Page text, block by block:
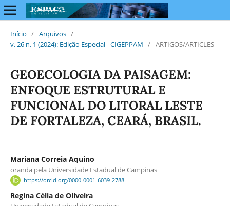
Início / Arquivos /
v. 26 n. 1 (2024): Edição Especial - CIGEPPAM / ARTIGOS/ARTICLES
GEOECOLOGIA DA PAISAGEM:
ENFOQUE ESTRUTURAL E
FUNCIONAL DO LITORAL LESTE
DE FORTALEZA, CEARÁ, BRASIL.
Mariana Correia Aquino
oranda pela Universidade Estadual de Campinas
https://orcid.org/0000-0001-6039-2788
Regina Célia de Oliveira